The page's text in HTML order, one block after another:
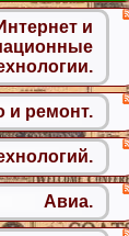
и
и ремонт.
Авиа.